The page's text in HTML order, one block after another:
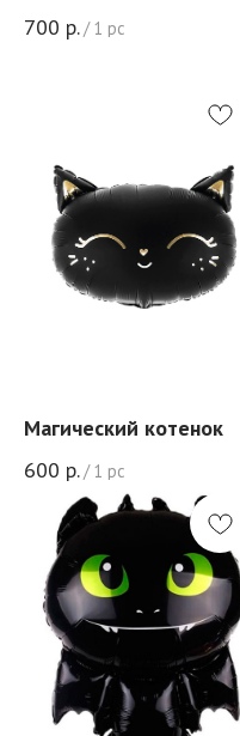
700 р. / 1 pc
Магический котенок
600 р./ 1 pc